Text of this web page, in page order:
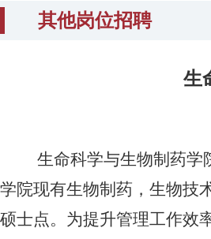
其他岗位招聘
生
生命科学与生物制药学
学院现有生物制药，生物技
硕士点。为提升管理工作效